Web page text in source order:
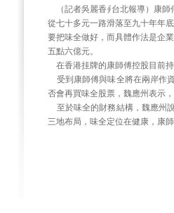
（記者吳麗香∮台北報導）康師
從七十多元一路滑落至九十年年
要把味全做好，而具體作法是企
五點六億元。
在香港挂牌的康師傅控股目前
受到康師傅與味全將在兩岸作
否會再買味全股票，魏應州表示
至於味全的財務結構，魏應州
三地布局，味全定位在健康，康